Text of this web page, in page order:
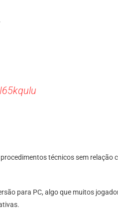
técnicos sem relação
para PC, algo que muitos